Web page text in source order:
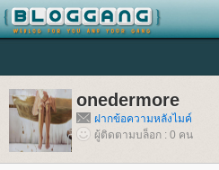
onedermore
ฝากข้อความหลังไมค์
ผู้ติดตามบล็อก : 0 คน